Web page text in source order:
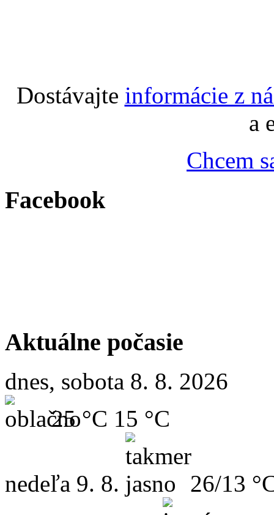
Dostávajte informácie z
a
Chcem
Facebook
Aktuálne počasie
dnes, sobota 8. 8. 2026
25 °C 15 °C
nedeľa 9. 8. 26/13